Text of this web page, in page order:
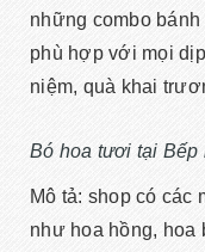
những combo
phù hợp với mọi
niệm, quà khai
Bó hoa tươi tại Bếp
Mô tả: shop có các
như hoa hồng,